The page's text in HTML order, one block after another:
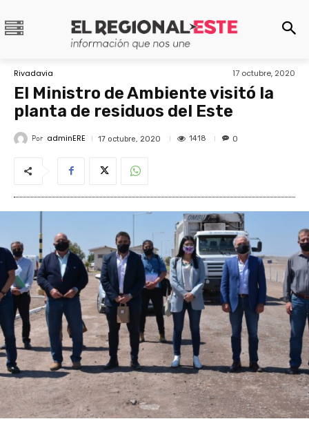
Rivadavia 17 octubre, 2020
El Ministro de Ambiente visitó la
planta de residuos del Este
Por adminERE 17 octubre, 2020 1418 0